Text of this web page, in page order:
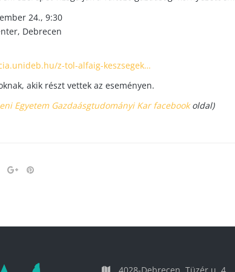
24., 9:30
Debrecen
z-tol-alfaig-keszsegek…
akik részt vettek az eseményen.
Egyetem Gazdaásgtudományi Kar facebookoldal)